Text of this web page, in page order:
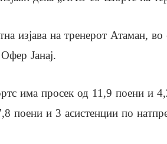
изјава на тренерот Атаман,
Јанај.
има просек од 11,9 поени и
поени и 3 асистенции по